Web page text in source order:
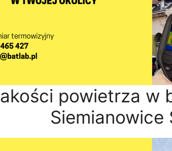
powietrza w
Siemianowice